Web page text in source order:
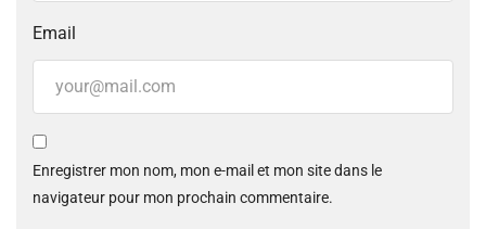
Email
Enregistrer mon nom, mon e-mail et mon site dans le
navigateur pour mon prochain commentaire.